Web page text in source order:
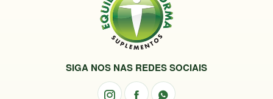
SIGA NOS NAS REDES SOCIAIS